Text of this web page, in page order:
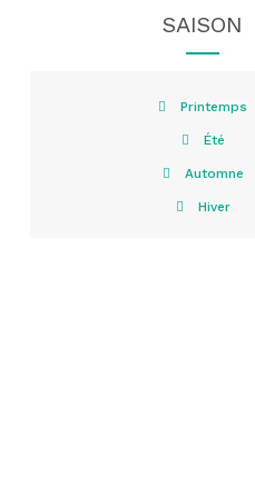
SAISON
Printemps
Été
Automne
Hiver